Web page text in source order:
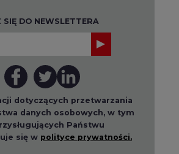
SIĘ DO NEWSLETTERA
dotyczących przetwarzania
danych osobowych, w tym
Państwu
się w polityce prywatności.